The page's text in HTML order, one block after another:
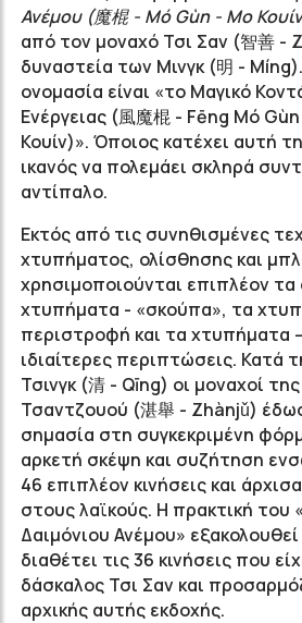
Ανέμου (魔棍 - Mó Gùn - Μο
από τον μοναχό Τσι Σαν (智善 - Z
δυναστεία των Μινγκ (明 -
ονομασία είναι «το Μαγικό
Ενέργειας (風魔棍 - Fēng Mó G
Κουίν)». Όποιος κατέχει αυτή
ικανός να πολεμάει σκληρά
αντίπαλο.
Εκτός από τις συνηθισμένες
χτυπήματος, ολίσθησης και
χρησιμοποιούνται επιπλέον τα
χτυπήματα - «σκούπα», τα
περιστροφή και τα χτυπήματα
ιδιαίτερες περιπτώσεις. Κατά
Τσινγκ (清 - Qīng) οι μοναχοί
Τσαντζουού (湛舉 - Zhànjǔ)
σημασία στη συγκεκριμένη
αρκετή σκέψη και συζήτηση
46 επιπλέον κινήσεις και
στους λαϊκούς. Η πρακτική του
Δαιμόνιου Ανέμου»
διαθέτει τις 36 κινήσεις που
δάσκαλος Τσι Σαν και
αρχικής αυτής εκδοχής.